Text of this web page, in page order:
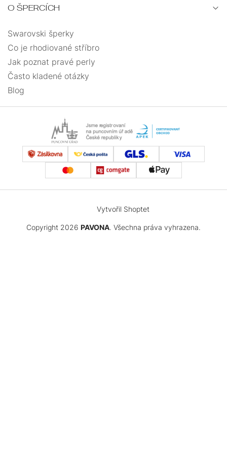
O ŠPERCÍCH
Swarovski šperky
Co je rhodiované stříbro
Jak poznat pravé perly
Často kladené otázky
Blog
Vytvořil Shoptet
Copyright 2026 PAVONA. Všechna práva vyhrazena.